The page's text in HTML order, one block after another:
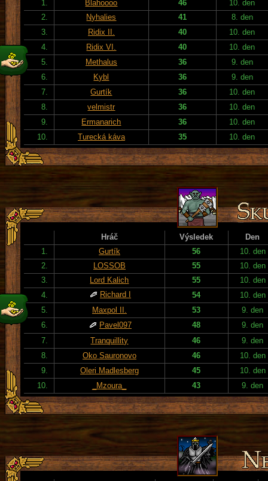
1.
Blahoooo 46
10. den
2.
Nyhalies 41
8. den
3.
Ridix II. 40
10. den
4.
Ridix VI. 40
10. den
5.
Methalus 36
9. den
6.
Kybl 36
9. den
7.
Gurtík 36
10. den
8.
velmistr 36
10. den
9.
Ermanarich 36
10. den
10.
Turecká káva 35 10. den
Hráč Výsledek
Den
1.
Gurtík 56
10. den
2.
LOSSOB 55
10. den
3.
Lord Kalich 55
10. den
4.
Richard I 54
10. den
5.
Maxpol II. 53
9. den
6.
Pavel097 48
9. den
7.
Tranquillity 46
9. den
8.
Oko Sauronovo 46
10. den
9.
Oleri Madlesberg 45
10. den
10.
_Mzoura_ 43 9. den